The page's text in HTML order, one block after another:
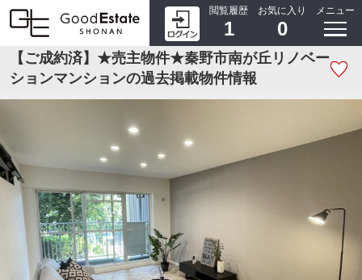
閲覧履歴
1
お気に入り
0
メニュー
【ご成約済】★売主物件★秦野市南が丘リノベー
ションマンションの過去掲載物件情報